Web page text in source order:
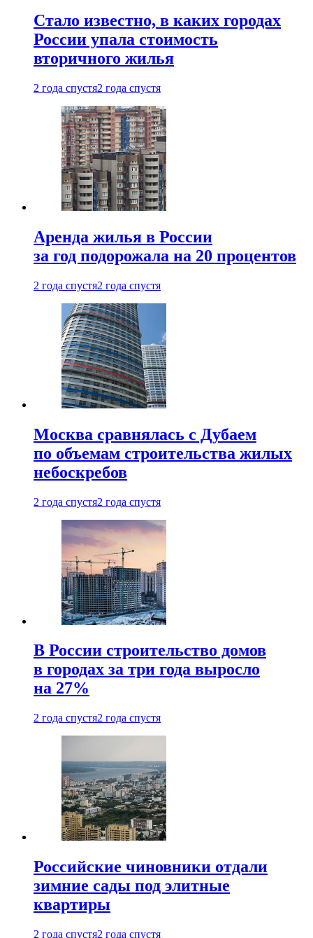
Стало известно, в каких городах
России упала стоимость
вторичного жилья
2 года спустя2 года спустя
Аренда жилья в России
за год подорожала на 20 процентов
2 года спустя2 года спустя
Москва сравнялась с Дубаем
по объемам строительства жилых
небоскребов
2 года спустя2 года спустя
В России строительство домов
в городах за три года выросло
на 27%
2 года спустя2 года спустя
Российские чиновники отдали
зимние сады под элитные
квартиры
2 года спустя2 года спустя